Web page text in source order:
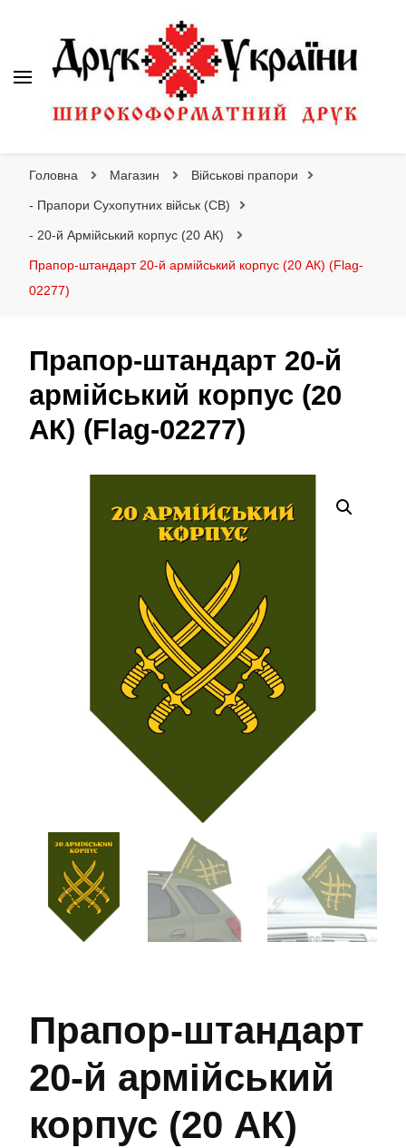
Головна Магазин Військові прапори
- Прапори Сухопутних військ (СВ)
- 20-й Армійський корпус (20 АК)
Прапор-штандарт 20-й армійський корпус (20 АК) (Flag-
02277)
Прапор-штандарт 20-й
армійський корпус (20
АК) (Flag-02277)
Прапор-штандарт
20-й армійський
корпус (20 АК)